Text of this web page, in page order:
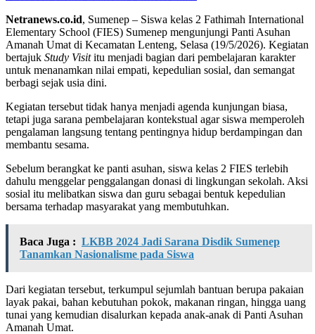
Netranews.co.id, Sumenep – Siswa kelas 2 Fathimah International
Elementary School (FIES) Sumenep mengunjungi Panti Asuhan
Amanah Umat di Kecamatan Lenteng, Selasa (19/5/2026). Kegiatan
bertajuk Study Visititu menjadi bagian dari pembelajaran karakter
untuk menanamkan nilai empati, kepedulian sosial, dan semangat
berbagi sejak usia dini.
Kegiatan tersebut tidak hanya menjadi agenda kunjungan biasa,
tetapi juga sarana pembelajaran kontekstual agar siswa memperoleh
pengalaman langsung tentang pentingnya hidup berdampingan dan
membantu sesama.
Sebelum berangkat ke panti asuhan, siswa kelas 2 FIES terlebih
dahulu menggelar penggalangan donasi di lingkungan sekolah. Aksi
sosial itu melibatkan siswa dan guru sebagai bentuk kepedulian
bersama terhadap masyarakat yang membutuhkan.
Baca Juga : LKBB 2024 Jadi Sarana Disdik Sumenep
Tanamkan Nasionalisme pada Siswa
Dari kegiatan tersebut, terkumpul sejumlah bantuan berupa pakaian
layak pakai, bahan kebutuhan pokok, makanan ringan, hingga uang
tunai yang kemudian disalurkan kepada anak-anak di Panti Asuhan
Amanah Umat.